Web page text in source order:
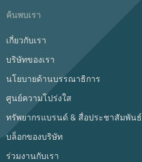
ค้นพบเรา
เกี่ยวกับเรา
บริษัทของเรา
นโยบายด้านบรรณาธิการ
ศูนย์ความโปร่งใส
ทรัพยากรแบรนด์ & สื่อประชาสัมพันธ์
บล็อกของบริษัท
ร่วมงานกับเรา